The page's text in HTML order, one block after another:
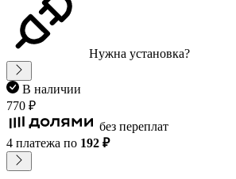
Нужна установка?
В наличии
770 ₽
без переплат
4 платежа по 192 ₽